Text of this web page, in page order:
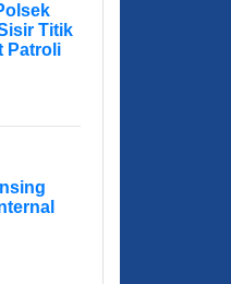
Titik
Patroli